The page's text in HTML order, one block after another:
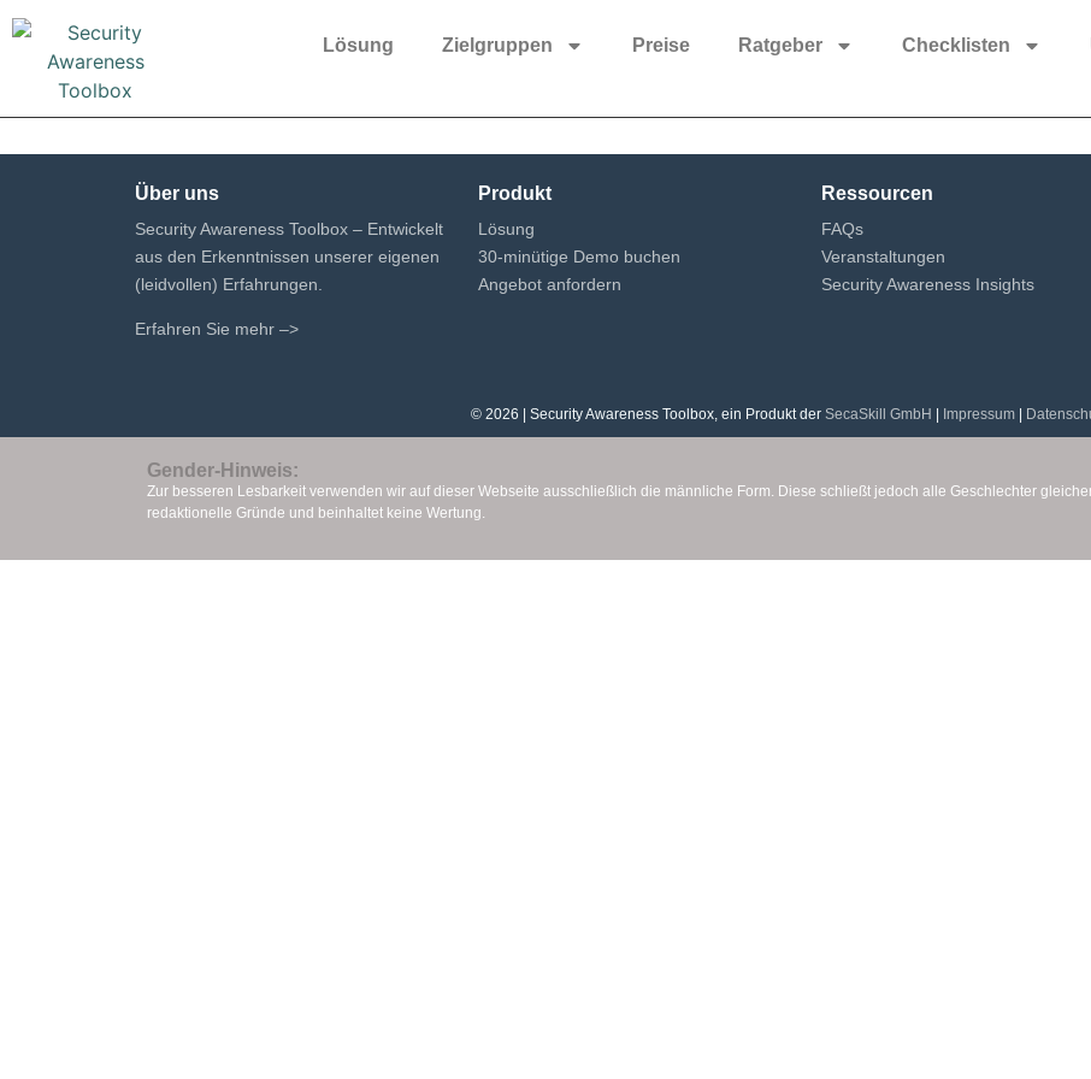
Lösung Zielgruppen Preise Ratgeber Checklisten
Über uns
Security Awareness Toolbox – Entwickelt
aus den Erkenntnissen unserer eigenen
(leidvollen) Erfahrungen.
Erfahren Sie mehr –>
Produkt
Lösung
30-minütige Demo buchen
Angebot anfordern
Ressourcen
FAQs
Veranstaltungen
Security Awareness Insights
© 2026 | Security Awareness Toolbox, ein Produkt der SecaSkill GmbH | Impressum |
Gender-Hinweis:
Zur besseren Lesbarkeit verwenden wir auf dieser Webseite ausschließlich die männliche Form. Diese schließt jedoch alle Geschlechter
redaktionelle Gründe und beinhaltet keine Wertung.